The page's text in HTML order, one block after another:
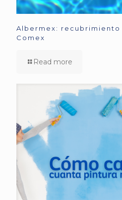
Albermex: recubrimiento
Comex
Read more